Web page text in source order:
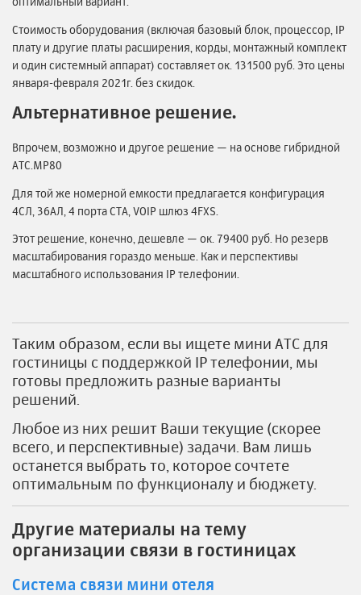
Стоимость оборудования (включая базовый блок, процессор, IP
плату и другие платы расширения, корды, монтажный комплект
и один системный аппарат) составляет ок. 131500 руб. Это цены
января-февраля 2021г. без скидок.
Альтернативное решение.
Впрочем, возможно и другое решение — на основе гибридной
АТС.MP80
Для той же номерной емкости предлагается конфигурация
4СЛ, 36АЛ, 4 порта СТА, VOIP шлюз 4FXS.
Этот решение, конечно, дешевле — ок. 79400 руб. Но резерв
масштабирования гораздо меньше. Как и перспективы
масштабного использования IP телефонии.
Таким образом, если вы ищете мини АТС для
гостиницы с поддержкой IP телефонии, мы
готовы предложить разные варианты
решений.
Любое из них решит Ваши текущие (скорее
всего, и перспективные) задачи. Вам лишь
останется выбрать то, которое сочтете
оптимальным по функционалу и бюджету.
Другие материалы на тему
организации связи в гостиницах
Система связи мини отеля